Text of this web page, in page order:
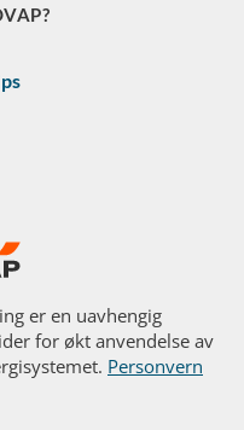
er en uavhengig
for økt anvendelse av
Personvern